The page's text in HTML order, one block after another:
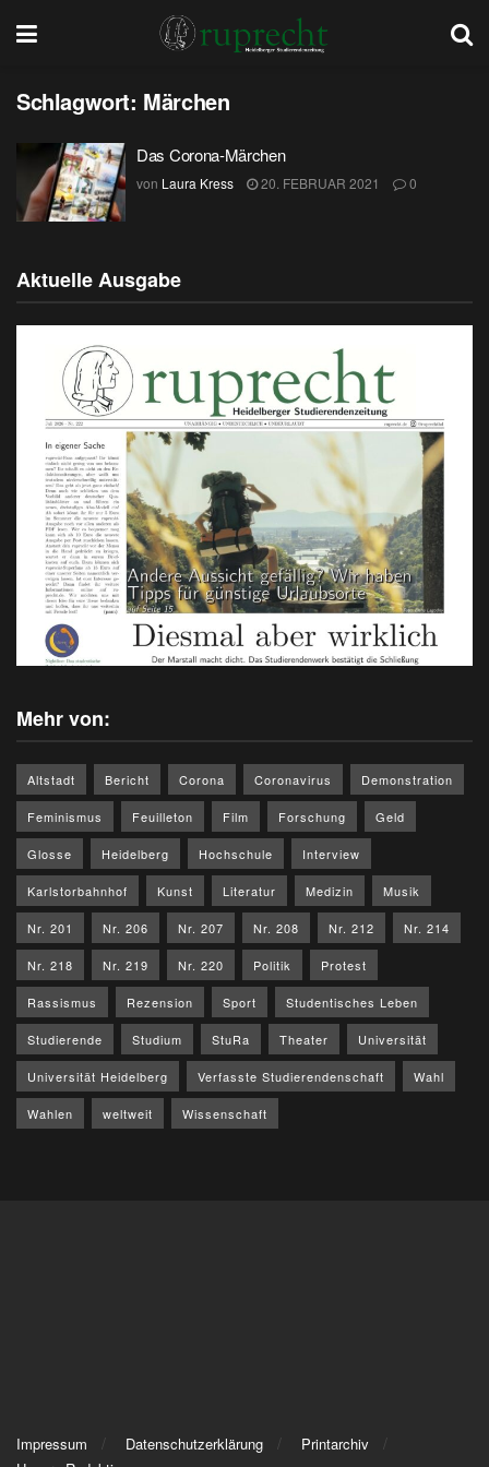
Schlagwort: Märchen
Das Corona-Märchen
von Laura Kress 20. FEBRUAR 2021 0
Aktuelle Ausgabe
Mehr von:
Altstadt Bericht Corona Coronavirus Demonstration
Feminismus Feuilleton Film Forschung Geld
Glosse Heidelberg Hochschule Interview
Karlstorbahnhof Kunst Literatur Medizin Musik
Nr. 201 Nr. 206 Nr. 207 Nr. 208 Nr. 212 Nr. 214
Nr. 218 Nr. 219 Nr. 220 Politik Protest
Rassismus Rezension Sport Studentisches Leben
Studierende Studium StuRa Theater Universität
Universität Heidelberg Verfasste Studierendenschaft Wahl
Wahlen weltweit Wissenschaft
Impressum Datenschutzerklärung
Printarchiv